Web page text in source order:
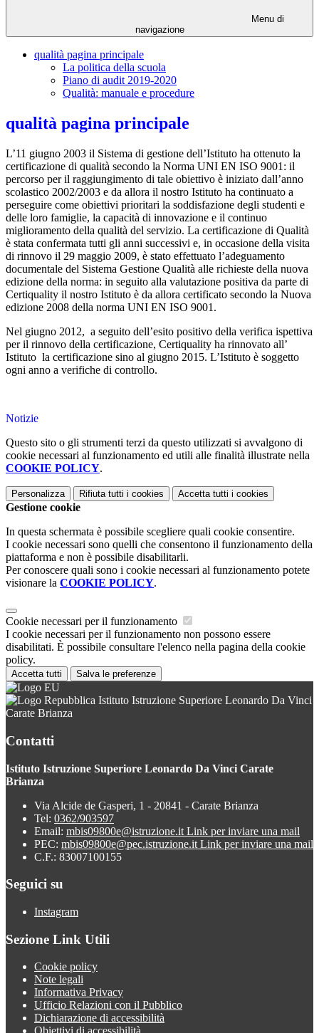
Menu di
navigazione
qualità pagina principale
La politica della scuola
Piano di audit 2019-2020
Qualità: manuale e procedure
qualità pagina principale
L’11 giugno 2003 il Sistema di gestione dell’Istituto ha ottenuto la
certificazione di qualità secondo la Norma UNI EN ISO 9001: il
percorso per il raggiungimento di tale obiettivo è iniziato dall’anno
scolastico 2002/2003 e da allora il nostro Istituto ha continuato a
perseguire come obiettivi prioritari la soddisfazione degli studenti e
delle loro famiglie, la capacità di innovazione e il continuo
miglioramento della qualità del servizio. La certificazione di Qualità
è stata confermata tutti gli anni successivi e, in occasione della visita
di rinnovo il 29 maggio 2009, è stato effettuato l’adeguamento
documentale del Sistema Gestione Qualità alle richieste della nuova
edizione della norma: in seguito alla valutazione positiva da parte di
Certiquality il nostro Istituto è da allora certificato secondo la Nuova
edizione 2008 della norma UNI EN ISO 9001.
Nel giugno 2012, a seguito dell’esito positivo della verifica ispettiva
per il rinnovo della certificazione, Certiquality ha rinnovato all’
Istituto la certificazione sino al giugno 2015. L’Istituto è soggetto
ogni anno a verifiche di controllo.
Notizie
Questo sito o gli strumenti terzi da questo utilizzati si avvalgono di
cookie necessari al funzionamento ed utili alle finalità illustrate nella
COOKIE POLICY.
Personalizza Rifiuta tutti i cookies Accetta tutti i cookies
Gestione cookie
In questa schermata è possibile scegliere quali cookie consentire.
I cookie necessari sono quelli che consentono il funzionamento della
piattaforma e non è possibile disabilitarli.
Per conoscere quali sono i cookie necessari al funzionamento potete
visionare la COOKIE POLICY.
Cookie necessari per il funzionamento
I cookie necessari per il funzionamento non possono essere
disabilitati. È possibile consultare l'elenco nella pagina della cookie
policy.
Accetta tutti Salva le preferenze
Istituto Istruzione Superiore Leonardo Da Vinci
Carate Brianza
Contatti
Istituto Istruzione Superiore Leonardo Da Vinci Carate
Brianza
Via Alcide de Gasperi, 1 - 20841 - Carate Brianza
Tel: 0362/903597
Email: mbis09800e@istruzione.it Link per inviare una mail
PEC: mbis09800e@pec.istruzione.it Link per inviare una mail
C.F.: 83007100155
Seguici su
Instagram
Sezione Link Utili
Cookie policy
Note legali
Informativa Privacy
Ufficio Relazioni con il Pubblico
Dichiarazione di accessibilità